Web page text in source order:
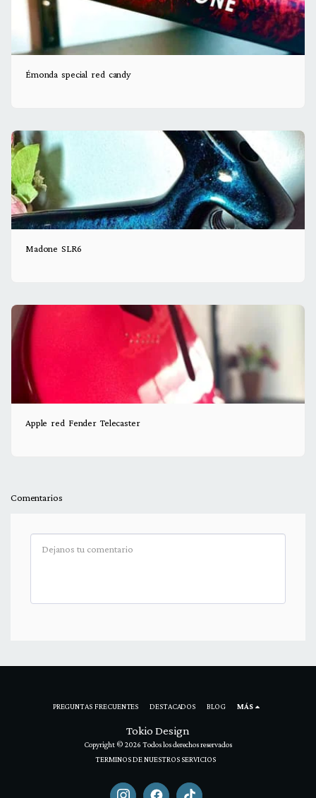
Émonda special red candy
Madone SLR6
Apple red Fender Telecaster
Comentarios
Tokio Design
Copyright © 2026 Todos los derechos reservados
TERMINOS DE NUESTROS SERVICIOS
PREGUNTAS FRECUENTES DESTACADOS BLOG MÁS